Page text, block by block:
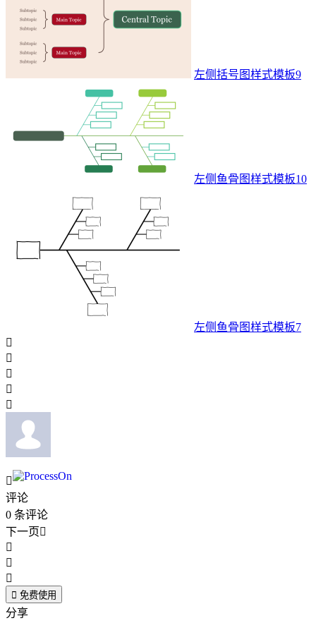
左侧括号图样式模板9
左侧鱼骨图样式模板10
左侧鱼骨图样式模板7






评论
0 条评论
下一页



 免费使用
分享